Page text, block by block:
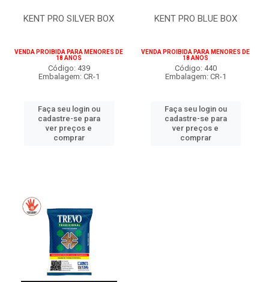
KENT PRO SILVER BOX
VENDA PROIBIDA PARA MENORES DE
18 ANOS
Código: 439
Embalagem: CR-1
Faça seu login ou
cadastre-se para
ver preços e
comprar
KENT PRO BLUE BOX
VENDA PROIBIDA PARA MENORES DE
18 ANOS
Código: 440
Embalagem: CR-1
Faça seu login ou
cadastre-se para
ver preços e
comprar